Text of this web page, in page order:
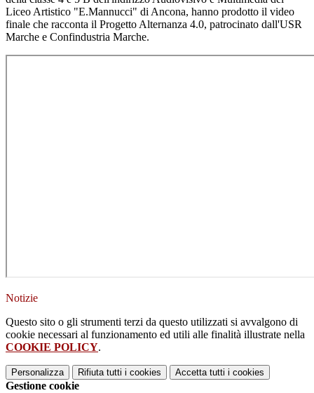
Liceo Artistico "E.Mannucci" di Ancona, hanno prodotto il video
finale che racconta il Progetto Alternanza 4.0, patrocinato dall'USR
Marche e Confindustria Marche.
Notizie
Questo sito o gli strumenti terzi da questo utilizzati si avvalgono di
cookie necessari al funzionamento ed utili alle finalità illustrate nella
COOKIE POLICY.
Personalizza Rifiuta tutti i cookies Accetta tutti i cookies
Gestione cookie